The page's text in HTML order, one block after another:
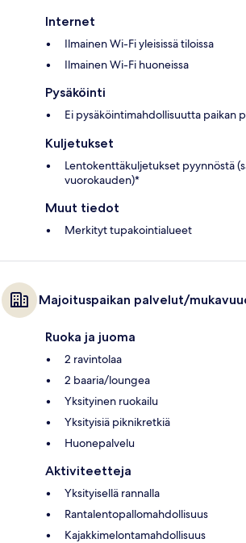
Internet
Ilmainen Wi-Fi yleisissä tiloissa
Ilmainen Wi-Fi huoneissa
Pysäköinti
Ei pysäköintimahdollisuutta paikan
Kuljetukset
Lentokenttäkuljetukset pyynnöstä
vuorokauden)*
Muut tiedot
Merkityt tupakointialueet
Majoituspaikan palvelut/
Ruoka ja juoma
2 ravintolaa
2 baaria/loungea
Yksityinen ruokailu
Yksityisiä piknikretkiä
Huonepalvelu
Aktiviteetteja
Yksityisellä rannalla
Rantalentopallomahdollisuus
Kajakkimelontamahdollisuus